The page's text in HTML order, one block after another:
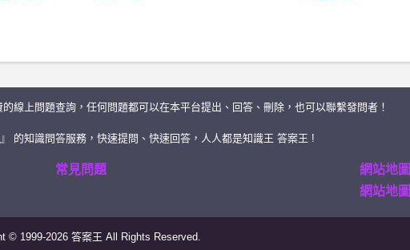
線上問題查詢，任何問題都可以在本平台提出、回答、刪除，也可以聯繫發問者！
的知識問答服務，快速提問、快速回答，人人都是知識王 答案王 !
常見問題
網站地圖
網站地圖
© 1999-2026 答案王 All Rights Reserved.